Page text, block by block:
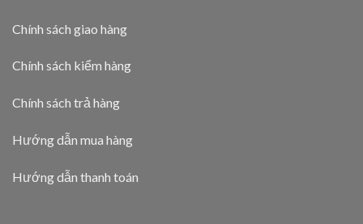
Chính sách giao hàng
Chính sách kiểm hàng
Chính sách trả hàng
Hướng dẫn mua hàng
Hướng dẫn thanh toán